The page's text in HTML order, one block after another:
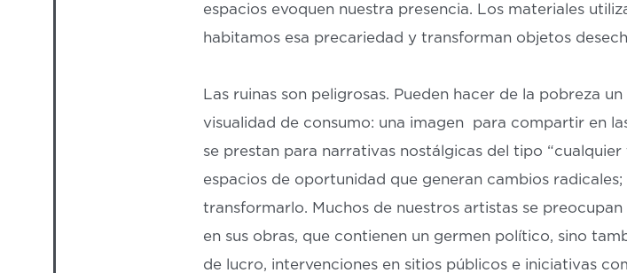
espacios evoquen nuestra presencia. Los materiales
habitamos esa precariedad y transforman objetos
Las ruinas son peligrosas. Pueden hacer de la pobreza
visualidad de consumo: una imagen para compartir en
se prestan para narrativas nostálgicas del tipo
espacios de oportunidad que generan cambios
transformarlo. Muchos de nuestros artistas se
en sus obras, que contienen un germen político, sino
de lucro, intervenciones en sitios públicos e iniciativas